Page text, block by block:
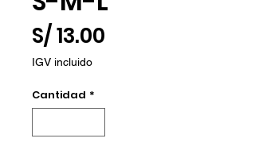
S/ 13.00
IGV incluido
Cantidad *